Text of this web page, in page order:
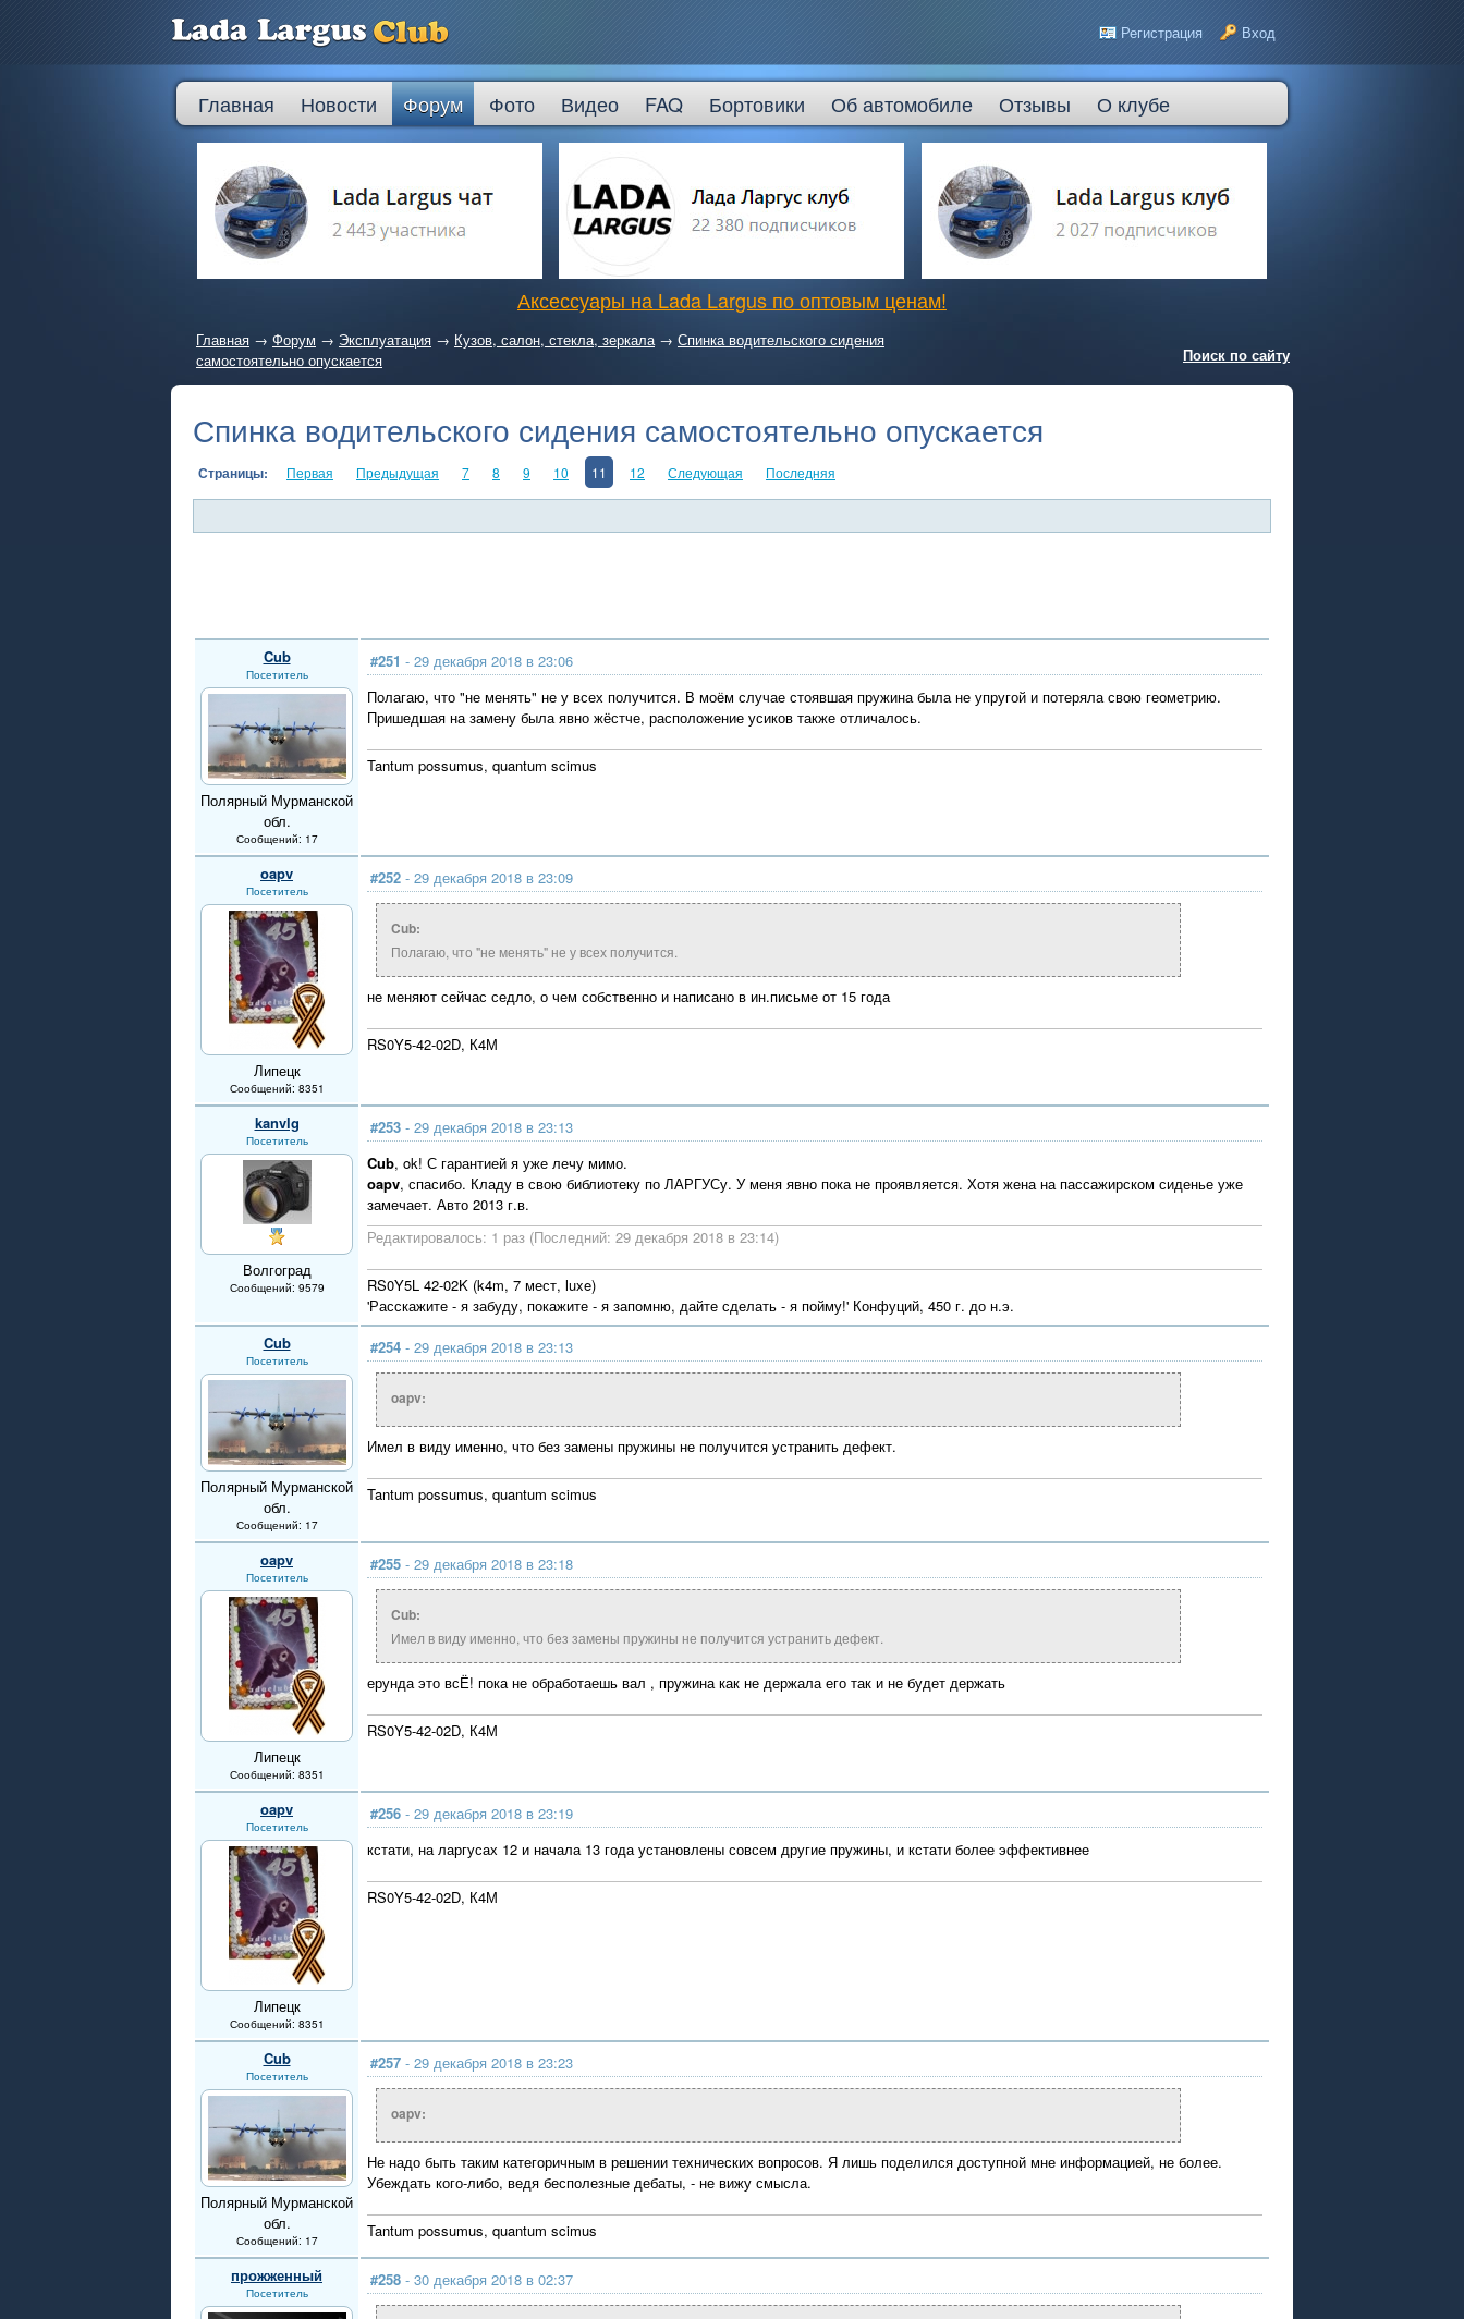
Регистрация Вход
Главная Новости Форум Фото Видео FAQ Бортовики Об автомобиле Отзывы О клубе
Аксессуары на Lada Largus по оптовым ценам!
Главная → Форум → Эксплуатация → Кузов, салон, стекла, зеркала→ Спинка водительского сидения
самостоятельно опускается
Поиск по сайту
Спинка водительского сидения самостоятельно опускается
Страницы: Первая Предыдущая 7 8 9 10 11 12 Следующая Последняя
Cub
Посетитель
Полярный Мурманской
обл.
Сообщений: 17
#251 - 29 декабря 2018 в 23:06
Полагаю, что "не менять" не у всех получится. В моём случае стоявшая пружина была не упругой и потеряла свою геометрию.
Пришедшая на замену была явно жёстче, расположение усиков также отличалось.
Tantum possumus, quantum scimus
oapv
Посетитель
Липецк
Сообщений: 8351
#252 - 29 декабря 2018 в 23:09
Cub:
Полагаю, что "не менять" не у всех получится.
не меняют сейчас седло, о чем собственно и написано в ин.письме от 15 года
RS0Y5-42-02D, К4М
kanvlg
Посетитель
Волгоград
Сообщений: 9579
#253 - 29 декабря 2018 в 23:13
Cub, ok! С гарантией я уже лечу мимо.
oapv, спасибо. Кладу в свою библиотеку по ЛАРГУСу. У меня явно пока не проявляется. Хотя жена на пассажирском сиденье уже
замечает. Авто 2013 г.в.
Редактировалось: 1 раз (Последний: 29 декабря 2018 в 23:14)
RS0Y5L 42-02K (k4m, 7 мест, luxe)
'Расскажите - я забуду, покажите - я запомню, дайте сделать - я пойму!' Конфуций, 450 г. до н.э.
Cub
Посетитель
Полярный Мурманской
обл.
Сообщений: 17
#254 - 29 декабря 2018 в 23:13
oapv:
Имел в виду именно, что без замены пружины не получится устранить дефект.
Tantum possumus, quantum scimus
oapv
Посетитель
Липецк
Сообщений: 8351
#255 - 29 декабря 2018 в 23:18
Cub:
Имел в виду именно, что без замены пружины не получится устранить дефект.
ерунда это всЁ! пока не обработаешь вал , пружина как не держала его так и не будет держать
RS0Y5-42-02D, К4М
oapv
Посетитель
Липецк
Сообщений: 8351
#256 - 29 декабря 2018 в 23:19
кстати, на ларгусах 12 и начала 13 года установлены совсем другие пружины, и кстати более эффективнее
RS0Y5-42-02D, К4М
Cub
Посетитель
Полярный Мурманской
обл.
Сообщений: 17
#257 - 29 декабря 2018 в 23:23
oapv:
Не надо быть таким категоричным в решении технических вопросов. Я лишь поделился доступной мне информацией, не более.
Убеждать кого-либо, ведя бесполезные дебаты, - не вижу смысла.
Tantum possumus, quantum scimus
прожженный
Посетитель
#258 - 30 декабря 2018 в 02:37